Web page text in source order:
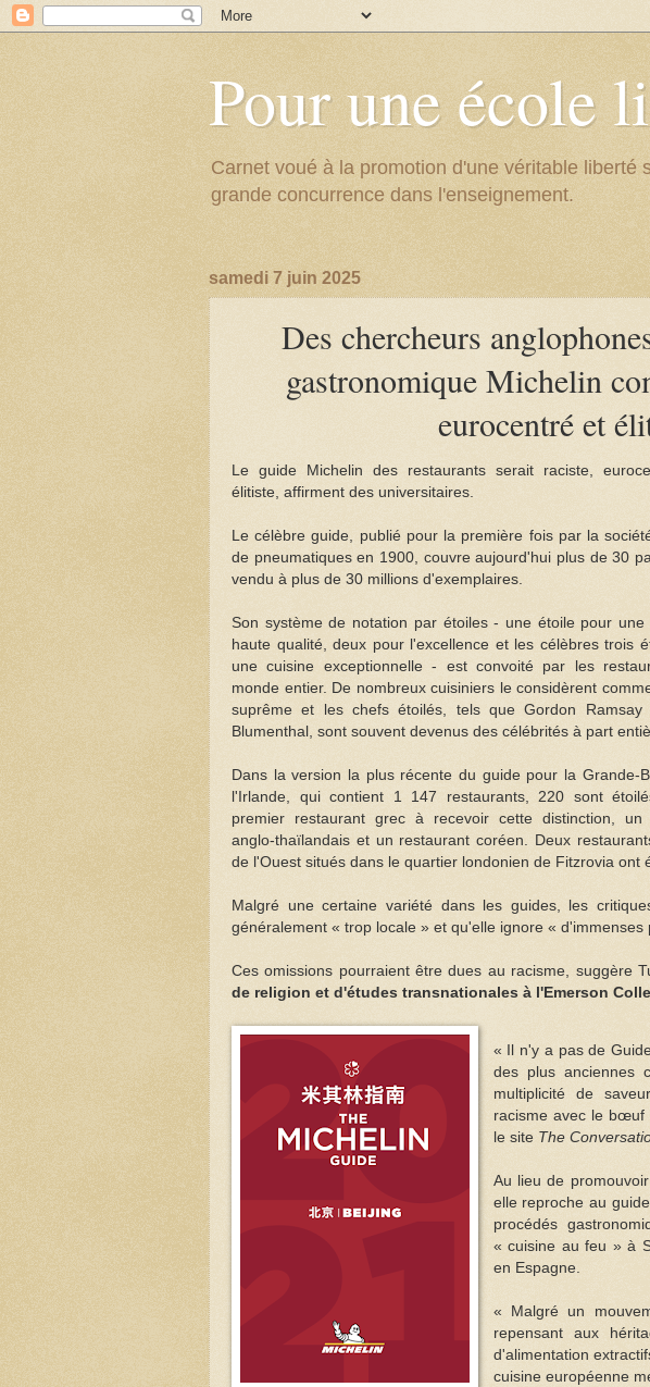
Pour une école
Carnet voué à la promotion d'une véritable
grande concurrence dans l'enseignement.
samedi 7 juin 2025
Des chercheurs
gastronomique Michelin
eurocentré et
Le guide Michelin des restaurants serait raciste,
élitiste, affirment des universitaires.
Le célèbre guide, publié pour la première fois par la
de pneumatiques en 1900, couvre aujourd'hui plus de 30
vendu à plus de 30 millions d'exemplaires.
Son système de notation par étoiles - une étoile pour une
haute qualité, deux pour l'excellence et les célèbres trois
une cuisine exceptionnelle - est convoité par les
monde entier. De nombreux cuisiniers le considèrent
suprême et les chefs étoilés, tels que Gordon Ramsay
Blumenthal, sont souvent devenus des célébrités à part
Dans la version la plus récente du guide pour la Grande-
l'Irlande, qui contient 1 147 restaurants, 220 sont
premier restaurant grec à recevoir cette distinction, un
anglo-thaïlandais et un restaurant coréen. Deux
de l'Ouest situés dans le quartier londonien de Fitzrovia ont
Malgré une certaine variété dans les guides, les
généralement « trop locale » et qu'elle ignore « d'immenses
Ces omissions pourraient être dues au racisme, suggère
de religion et d'études transnationales à l'Emerson
« Il n'y a pas de
des plus anciennes
multiplicité de
racisme avec le bœuf
le site The
Au lieu de
elle reproche au
procédés
« cuisine au feu » à
en Espagne.
« Malgré un
repensant aux
d'alimentation
cuisine européenne